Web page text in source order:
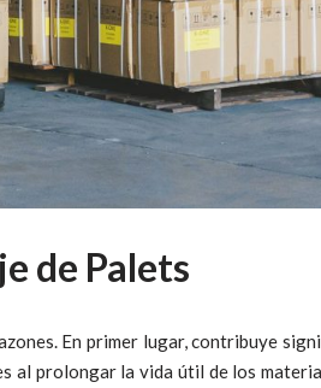
de Palets
En primer lugar, contribuye
al prolongar la vida útil de los